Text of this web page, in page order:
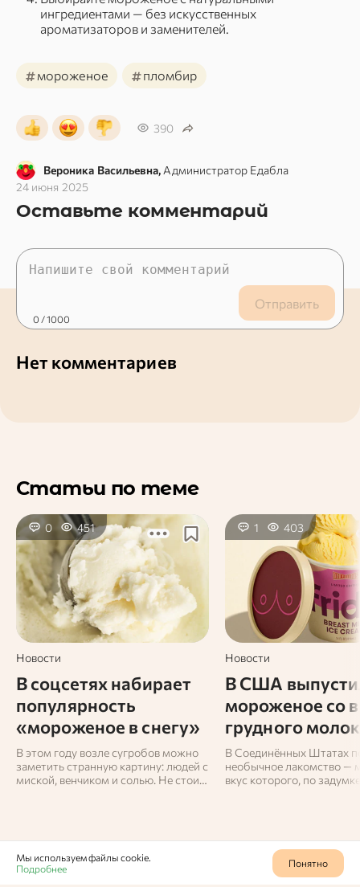
ингредиентами — без искусственных
ароматизаторов и заменителей.
#мороженое #пломбир
390
Вероника Васильевна, Администратор Едабла
24 июня 2025
Оставьте комментарий
Отправить
0 / 1000
Нет комментариев
Статьи по теме
0 451
Новости
В соцсетях набирает
популярность
«мороженое в снегу»
В этом году возле сугробов можно
заметить странную картину: людей с
миской, венчиком и солью. Не стоит
1 403
Новости
В США
мороженое со
грудного
В Соединённых Штатах
необычное лакомство —
вкус которого, по
1000 рублей) за порцию
Статьи / Как выбрать
Мы используем файлы cookie.
Подробнее
Понятно